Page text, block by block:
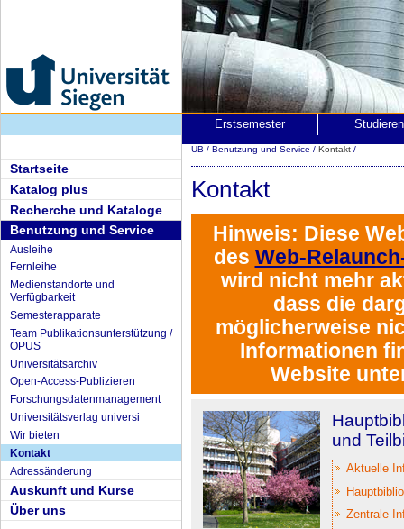
Startseite
Katalog plus
Recherche und Kataloge
Benutzung und Service
Ausleihe
Fernleihe
Medienstandorte und
Verfügbarkeit
Semesterapparate
Team Publikationsunterstützung /
OPUS
Universitätsarchiv
Open-Access-Publizieren
Forschungsdatenmanagement
Universitätsverlag universi
Wir bieten
Kontakt
Adressänderung
Auskunft und Kurse
Über uns
Erstsemester
UB / Benutzung und Service / Kontakt /
Kontakt
Hinweis: Diese
des Web-
wird nicht mehr
dass die
möglicherweise
Informationen
Website
und
Aktuelle
Zentrale